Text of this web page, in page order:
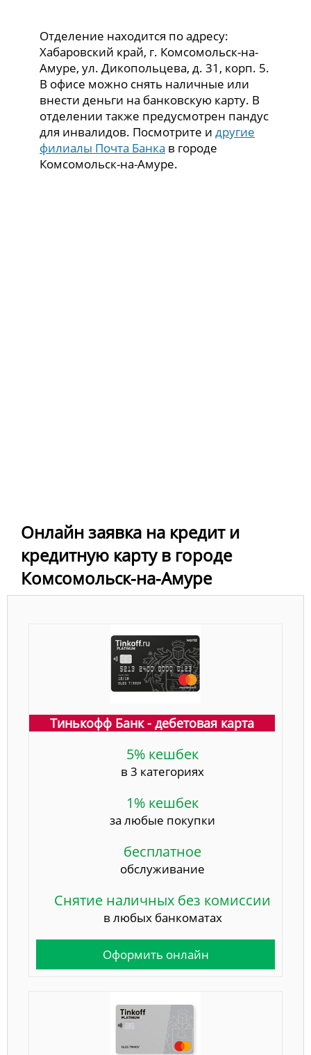
Отделение находится по адресу:
Хабаровский край, г. Комсомольск-на-
Амуре, ул. Дикопольцева, д. 31, корп. 5.
В офисе можно снять наличные или
внести деньги на банковскую карту. В
отделении также предусмотрен пандус
для инвалидов. Посмотрите идругие
филиалы Почта Банка в городе
Комсомольск-на-Амуре.
Онлайн заявка на кредит и
кредитную карту в городе
Комсомольск-на-Амуре
Тинькофф Банк - дебетовая карта
5% кешбек
в 3 категориях
1% кешбек
за любые покупки
бесплатное
обслуживание
Снятие наличных без комиссии
в любых банкоматах
Оформить онлайн